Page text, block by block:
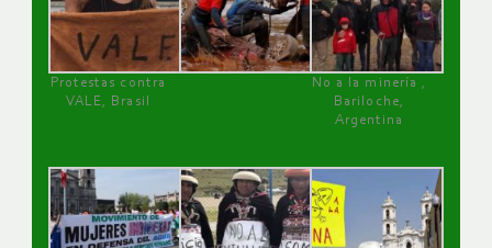
Protestas contra
VALE, Brasil
No a la minería ,
Bariloche,
Argentina